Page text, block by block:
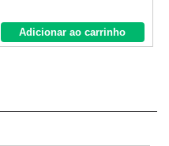
Adicionar ao carrinho